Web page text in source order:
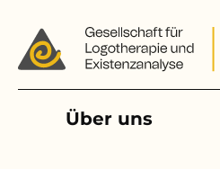
Über uns